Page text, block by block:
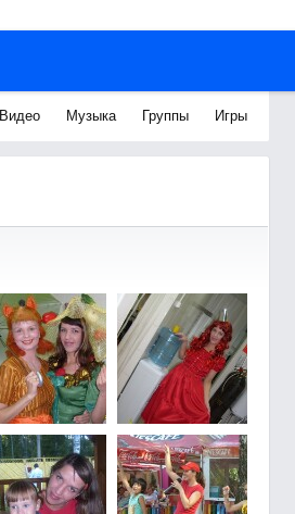
Видео Музыка Группы Игры